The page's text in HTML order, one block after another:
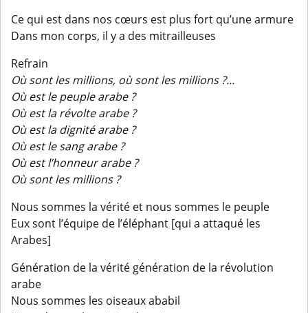
Ce qui est dans nos cœurs est plus fort qu’une armure
Dans mon corps, il y a des mitrailleuses
Refrain
Où sont les millions, où sont les millions ?...
Où est le peuple arabe ?
Où est la révolte arabe ?
Où est la dignité arabe ?
Où est le sang arabe ?
Où est l’honneur arabe ?
Où sont les millions ?
Nous sommes la vérité et nous sommes le peuple
Eux sont l’équipe de l’éléphant [qui a attaqué les
Arabes]
Génération de la vérité génération de la révolution
arabe
Nous sommes les oiseaux ababil